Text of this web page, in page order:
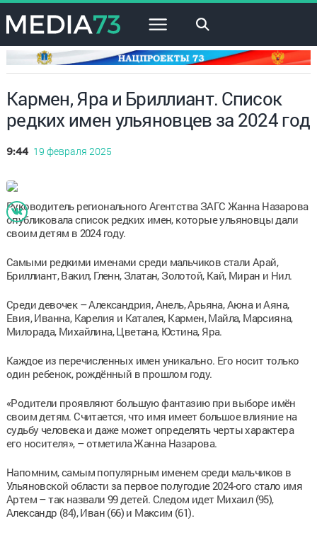
×
Кармен, Яра и Бриллиант. Список
редких имен ульяновцев за 2024 год
9:44 19 февраля 2025
Руководитель регионального Агентства ЗАГС Жанна Назарова
опубликовала список редких имен, которые ульяновцы дали
своим детям в 2024 году.
Самыми редкими именами среди мальчиков стали Арай,
Бриллиант, Вакил, Гленн, Златан, Золотой, Кай, Миран и Нил.
Среди девочек – Александрия, Анель, Арьяна, Аюна и Аяна,
Евия, Иванна, Карелия и Каталея, Кармен, Майла, Марсияна,
Милорада, Михайлина, Цветана, Юстина, Яра.
Каждое из перечисленных имен уникально. Его носит только
один ребенок, рождённый в прошлом году.
«Родители проявляют большую фантазию при выборе имён
своим детям. Считается, что имя имеет большое влияние на
судьбу человека и даже может определять черты характера
его носителя», – отметила Жанна Назарова.
Напомним, самым популярным именем среди мальчиков в
Ульяновской области за первое полугодие 2024-ого стало имя
Артем – так назвали 99 детей. Следом идет Михаил (95),
Александр (84), Иван (66) и Максим (61).